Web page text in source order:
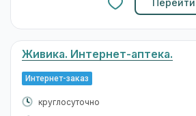
Живика. Интернет-аптека.
Интернет-заказ
круглосуточно